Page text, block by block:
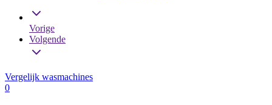
Vorige
Volgende
Vergelijk wasmachines
0